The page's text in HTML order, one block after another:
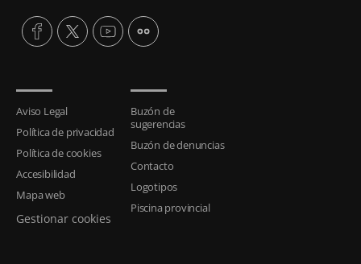
Aviso Legal
Política de privacidad
Política de cookies
Accesibilidad
Mapa web
Gestionar cookies
Buzón de
sugerencias
Buzón de denuncias
Contacto
Logotipos
Piscina provincial